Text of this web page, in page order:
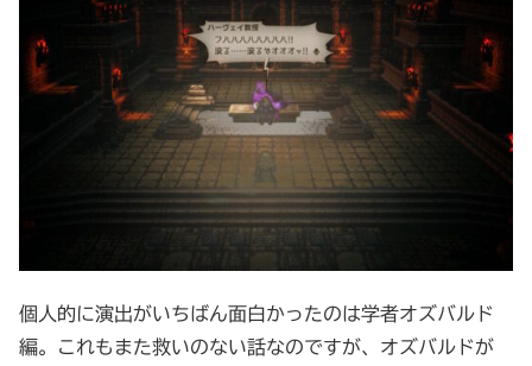
個人的に演出がいちばん面白かったのは学者オズバルド
編。これもまた救いのない話なのですが、オズバルドが